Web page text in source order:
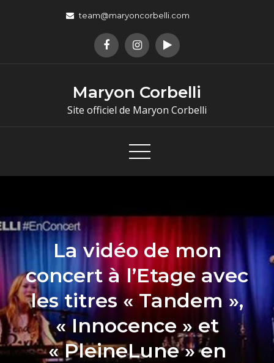
team@maryoncorbelli.com
Maryon Corbelli
Site officiel de Maryon Corbelli
La vidéo de mon
concert à l’Etage avec
les titres « Tandem »,
« Innocence » et
« PleineLune » en